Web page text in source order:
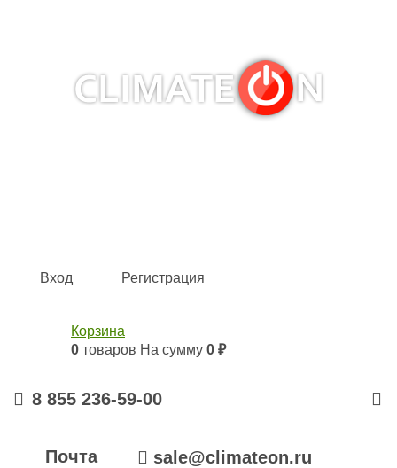
Вход Регистрация
Корзина
0 товаров На сумму 0 ₽
8 855 236-59-00
Почта sale@climateon.ru